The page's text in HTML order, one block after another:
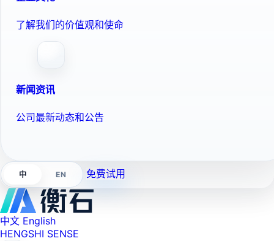
了解我们的价值观和使命
新闻资讯
公司最新动态和公告
中 EN 免费试用
中文 English
HENGSHI SENSE